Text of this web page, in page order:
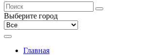
Выберите город
Главная